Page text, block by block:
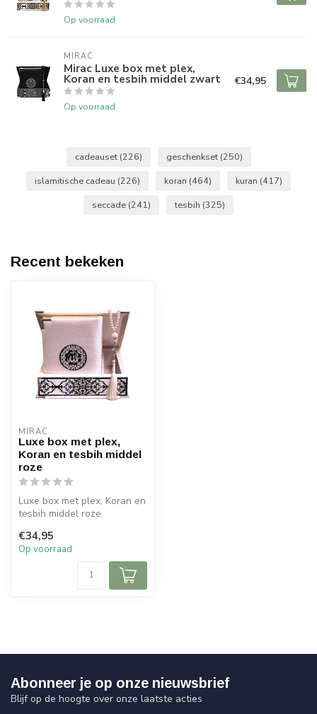
Op voorraad
MIRAC
Mirac Luxe box met plex,
Koran en tesbih middel zwart
Op voorraad
€34,95
cadeauset (226) geschenkset (250)
islamitische cadeau (226) koran (464) kuran (417)
seccade (241) tesbih (325)
Recent bekeken
MIRAC
Luxe box met plex,
Koran en tesbih middel
roze
Luxe box met plex, Koran en
tesbih middel roze
(lxb)
...
€34,95
Op voorraad
Abonneer je op onze nieuwsbrief
Blijf op de hoogte over onze laatste acties